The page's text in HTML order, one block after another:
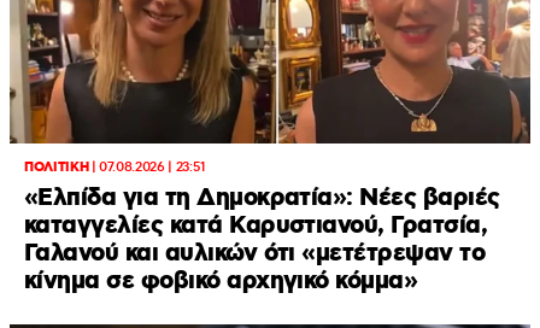
ΠΟΛΙΤΙΚΗ|07.08.2026 | 23:51
«Ελπίδα για τη Δημοκρατία»: Νέες βαριές
καταγγελίες κατά Καρυστιανού, Γρατσία,
Γαλανού και αυλικών ότι «μετέτρεψαν το
κίνημα σε φοβικό αρχηγικό κόμμα»